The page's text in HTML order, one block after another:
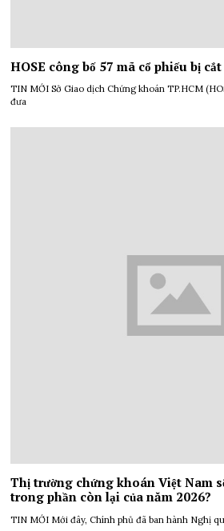
HOSE công bố 57 mã cổ phiếu bị
TIN MỚI Sở Giao dịch Chứng khoán TP.HCM
đưa
Thị trường chứng khoán Việt Nam
trong phần còn lại của năm 2026?
TIN MỚI Mới đây, Chính phủ đã ban hành Nghị